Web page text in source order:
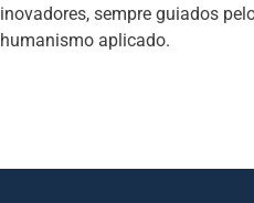
inovadores, sempre guiados
humanismo aplicado.